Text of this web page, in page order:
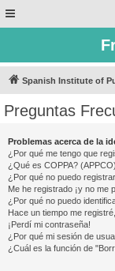
Spanish Institute of
Preguntas
Problemas acerca de la
¿Por qué me tengo que
¿Qué es COPPA? (APPCO)
¿Por qué no puedo
Me he registrado ¡y no me
¿Por qué no puedo
Hace un tiempo me
¡Perdí mi contraseña!
¿Por qué mi sesión de
¿Cuál es la función de